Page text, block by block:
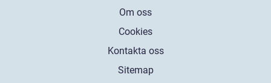
Om oss
Cookies
Kontakta oss
Sitemap